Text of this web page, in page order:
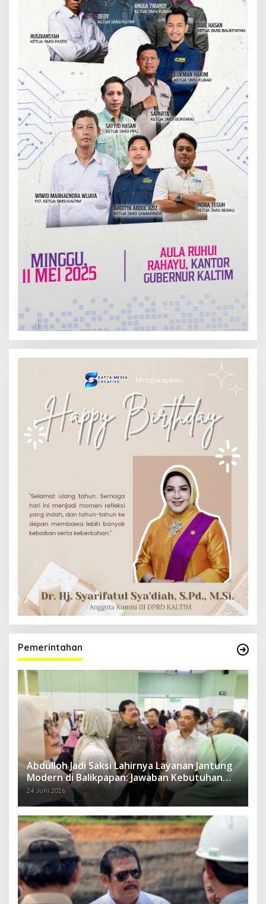
Pemerintahan
Abdulloh Jadi Saksi Lahirnya Layanan Jantung
Modern di Balikpapan: Jawaban Kebutuhan
Rakyat
24 Juni 2026